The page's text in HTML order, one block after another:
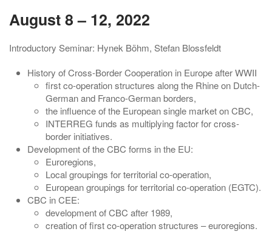
August 8 – 12, 2022
Introductory Seminar: Hynek Böhm, Stefan Blossfeldt
History of Cross-Border Cooperation in Europe after WWII
first co-operation structures along the Rhine on Dutch-
German and Franco-German borders,
the influence of the European single market on CBC,
INTERREG funds as multiplying factor for cross-
border initiatives.
Development of the CBC forms in the EU:
Euroregions,
Local groupings for territorial co-operation,
European groupings for territorial co-operation (EGTC).
CBC in CEE:
development of CBC after 1989,
creation of first co-operation structures – euroregions.